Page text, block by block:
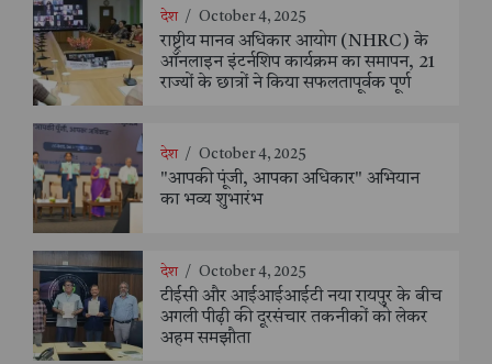
देश / October 4, 2025
राष्ट्रीय मानव अधिकार आयोग (NHRC) के
ऑनलाइन इंटर्नशिप कार्यक्रम का समापन, 21
राज्यों के छात्रों ने किया सफलतापूर्वक पूर्ण
देश / October 4, 2025
"आपकी पूंजी, आपका अधिकार" अभियान
का भव्य शुभारंभ
देश / October 4, 2025
टीईसी और आईआईआईटी नया रायपुर के बीच
अगली पीढ़ी की दूरसंचार तकनीकों को लेकर
अहम समझौता